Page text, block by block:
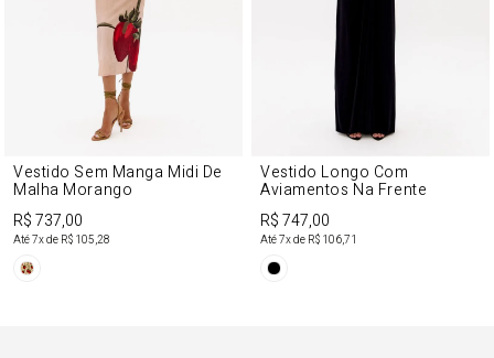
Vestido Sem Manga Midi De
Malha Morango
R$ 737,00
Até7x de R$ 105,28
Vestido Longo Com
Aviamentos Na Frente
R$ 747,00
Até7x de R$ 106,71